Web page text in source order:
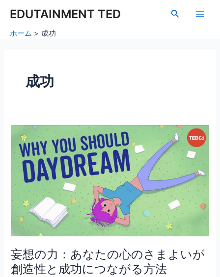
EDUTAINMENT TED
検
Main
ホーム 成功
成功
妄想の力：あなたの心のさまよいが
創造性と成功につながる方法
の
力：
あ
た
心
の
さ
ま
よ